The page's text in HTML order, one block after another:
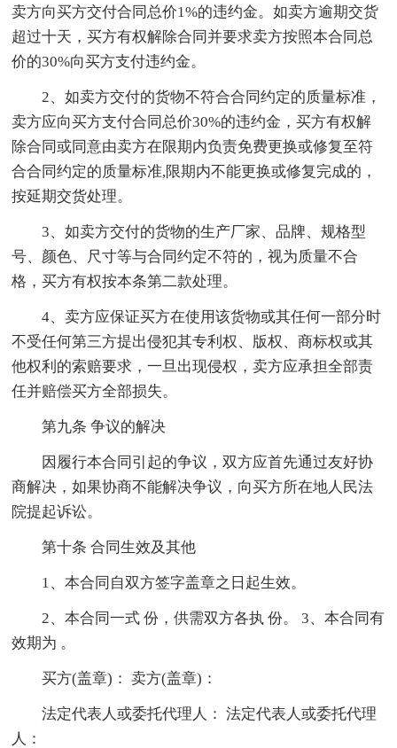
卖方向买方交付合同总价1%的违约金。如卖方逾期交货
超过十天，买方有权解除合同并要求卖方按照本合同总
价的30%向买方支付违约金。
2、如卖方交付的货物不符合合同约定的质量标准，
卖方应向买方支付合同总价30%的违约金，买方有权解
除合同或同意由卖方在限期内负责免费更换或修复至符
合合同约定的质量标准,限期内不能更换或修复完成的，
按延期交货处理。
3、如卖方交付的货物的生产厂家、品牌、规格型
号、颜色、尺寸等与合同约定不符的，视为质量不合
格，买方有权按本条第二款处理。
4、卖方应保证买方在使用该货物或其任何一部分时
不受任何第三方提出侵犯其专利权、版权、商标权或其
他权利的索赔要求，一旦出现侵权，卖方应承担全部责
任并赔偿买方全部损失。
第九条 争议的解决
因履行本合同引起的争议，双方应首先通过友好协
商解决，如果协商不能解决争议，向买方所在地人民法
院提起诉讼。
第十条 合同生效及其他
1、本合同自双方签字盖章之日起生效。
2、本合同一式 份，供需双方各执 份。 3、本合同有
效期为 。
买方(盖章)： 卖方(盖章)：
法定代表人或委托代理人： 法定代表人或委托代理
人：